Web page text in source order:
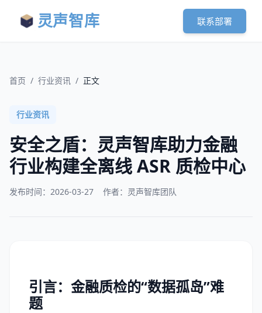
灵声智库 联系部署
首页 / 行业资讯 / 正文
行业资讯
安全之盾：灵声智库助力金融
行业构建全离线 ASR 质检中心
发布时间： 2026-03-27 作者：灵声智库团队
引言：金融质检的“数据孤岛”难
题